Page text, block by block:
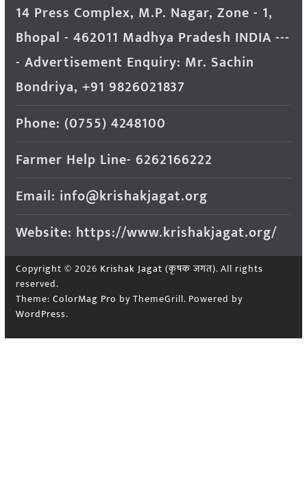
14 Press Complex, M.P. Nagar, Zone - 1,
Bhopal - 462011 Madhya Pradesh INDIA ---
- Advertisement Enquiry: Mr. Sachin
Bondriya, +91 9826021837
Phone: (0755) 4248100
Farmer Help Line- 6262166222
Email: info@krishakjagat.org
Website: https://www.krishakjagat.org/
Copyright © 2026 Krishak Jagat (कृषक जगत). All rights
reserved.
Theme: ColorMag Pro by ThemeGrill. Powered by
WordPress.